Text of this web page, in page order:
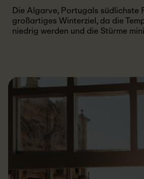
Die Algarve, Portugals südlichste
großartiges Winterziel, da die
niedrig werden und die Stürme